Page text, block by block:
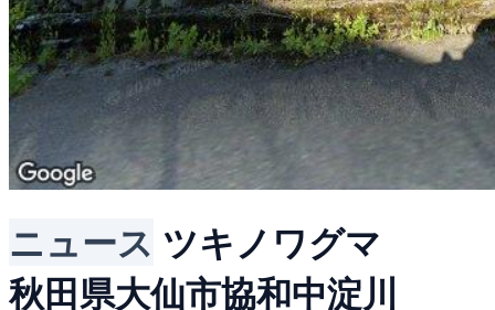
ニュース ツキノワグマ
秋田県大仙市協和中淀川